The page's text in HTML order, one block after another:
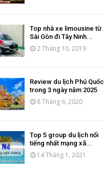
Top nhà xe limousine từ
Sài Gòn đi Tây Ninh...
2 Tháng 10, 2019
Review du lịch Phú Quốc
trong 3 ngày năm 2025
8 Tháng 6, 2020
Top 5 group du lịch nổi
tiếng nhất mạng xã...
14 Tháng 1, 2021